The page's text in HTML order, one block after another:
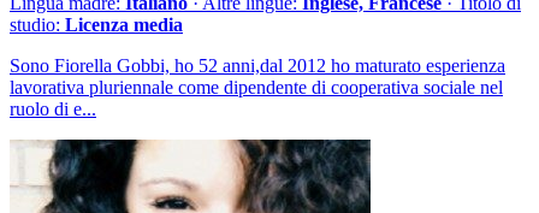
studio: Licenza media
Sono Fiorella Gobbi, ho 52 anni,dal 2012 ho maturato esperienza
lavorativa pluriennale come dipendente di cooperativa sociale nel
ruolo di e...